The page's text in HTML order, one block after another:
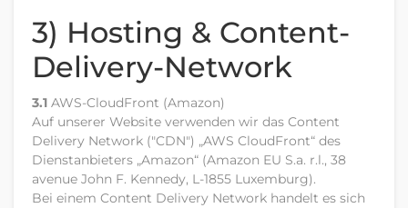
3) Hosting & Content-
Delivery-Network
3.1 AWS-CloudFront (Amazon)
Auf unserer Website verwenden wir das Content
Delivery Network ("CDN") „AWS CloudFront“ des
Dienstanbieters „Amazon“ (Amazon EU S.a. r.l., 38
avenue John F. Kennedy, L-1855 Luxemburg).
Bei einem Content Delivery Network handelt es sich